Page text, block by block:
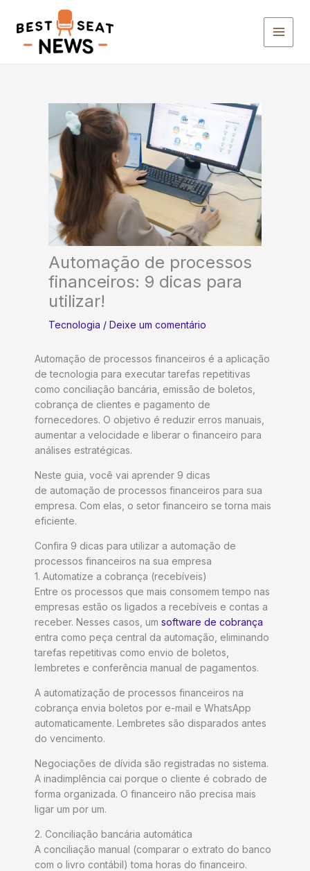
para
conteúdo
Automação de processos
financeiros: 9 dicas para
utilizar!
Tecnologia / Deixe um comentário
Automação de processos financeiros é a aplicação
de tecnologia para executar tarefas repetitivas
como conciliação bancária, emissão de boletos,
cobrança de clientes e pagamento de
fornecedores. O objetivo é reduzir erros manuais,
aumentar a velocidade e liberar o financeiro para
análises estratégicas.
Neste guia, você vai aprender 9 dicas
de automação de processos financeiros para sua
empresa. Com elas, o setor financeiro se torna mais
eficiente.
Confira 9 dicas para utilizar a automação de
processos financeiros na sua empresa
1. Automatize a cobrança (recebíveis)
Entre os processos que mais consomem tempo nas
empresas estão os ligados a recebíveis e contas a
receber. Nesses casos, um software de cobrança
entra como peça central da automação, eliminando
tarefas repetitivas como envio de boletos,
lembretes e conferência manual de pagamentos.
A automatização de processos financeiros na
cobrança envia boletos por e-mail e WhatsApp
automaticamente. Lembretes são disparados antes
do vencimento.
Negociações de dívida são registradas no sistema.
A inadimplência cai porque o cliente é cobrado de
forma organizada. O financeiro não precisa mais
ligar um por um.
2. Conciliação bancária automática
A conciliação manual (comparar o extrato do banco
com o livro contábil) toma horas do financeiro.